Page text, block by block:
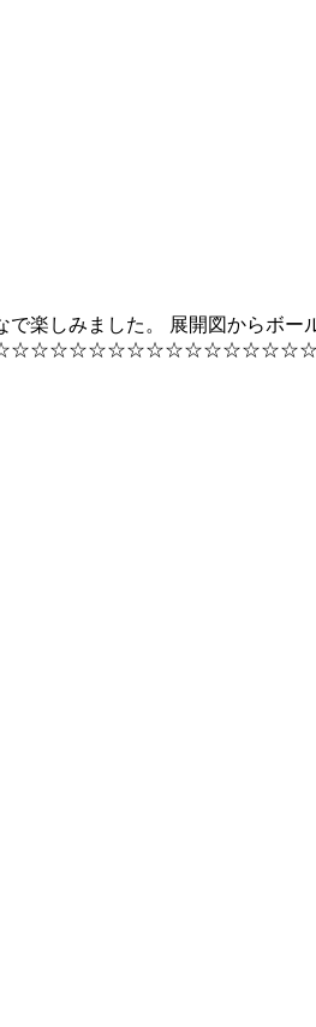
楽しみました。 展開図からボ